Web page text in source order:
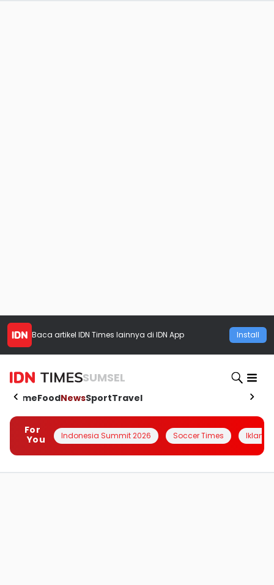
Baca artikel IDN Times lainnya di IDN App Install
SUMSEL
HomeFoodNewsSportTravel
For
You
Indonesia Summit 2026 Soccer Times Iklanin